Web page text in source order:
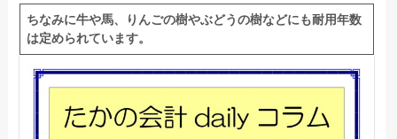
ちなみに牛や馬、りんごの樹やぶどうの樹などにも耐用年数
は定められています。